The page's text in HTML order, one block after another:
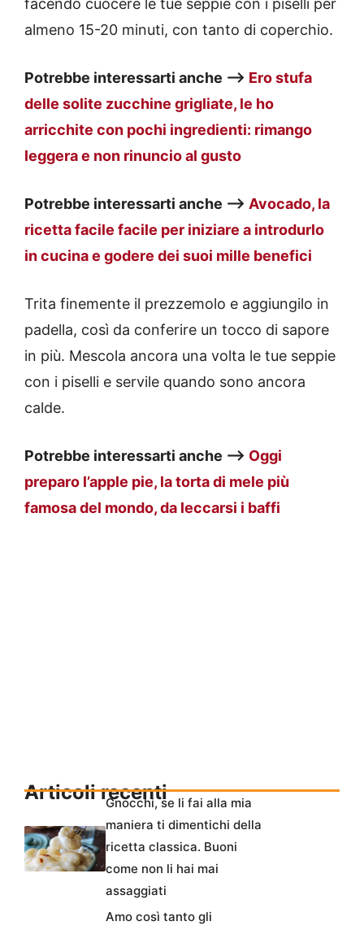
facendo cuocere le tue seppie con i piselli per
almeno 15-20 minuti, con tanto di coperchio.
Potrebbe interessarti anche —> Ero stufa
delle solite zucchine grigliate, le ho
arricchite con pochi ingredienti: rimango
leggera e non rinuncio al gusto
Potrebbe interessarti anche —> Avocado, la
ricetta facile facile per iniziare a introdurlo
in cucina e godere dei suoi mille benefici
Trita finemente il prezzemolo e aggiungilo in
padella, così da conferire un tocco di sapore
in più. Mescola ancora una volta le tue seppie
con i piselli e servile quando sono ancora
calde.
Potrebbe interessarti anche —> Oggi
preparo l’apple pie, la torta di mele più
famosa del mondo, da leccarsi i baffi
Articoli recentiGnocchi, se li fai alla mia
maniera ti dimentichi della
ricetta classica. Buoni
come non li hai mai
assaggiati
Amo così tanto gli